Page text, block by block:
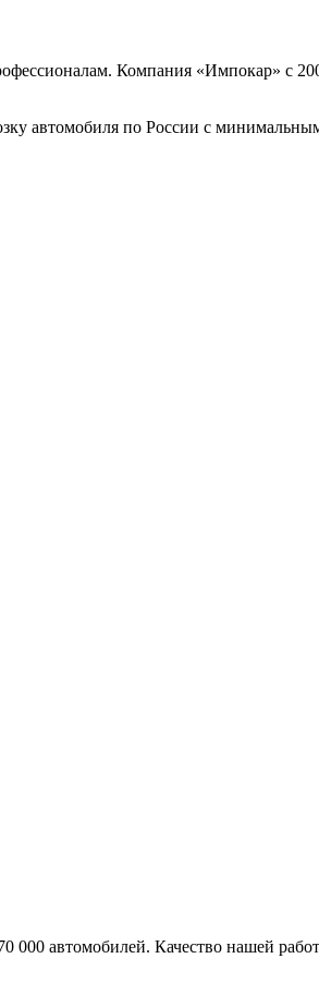
Компания «Импокар» с
автомобиля по России с
000 автомобилей. Качество нашей